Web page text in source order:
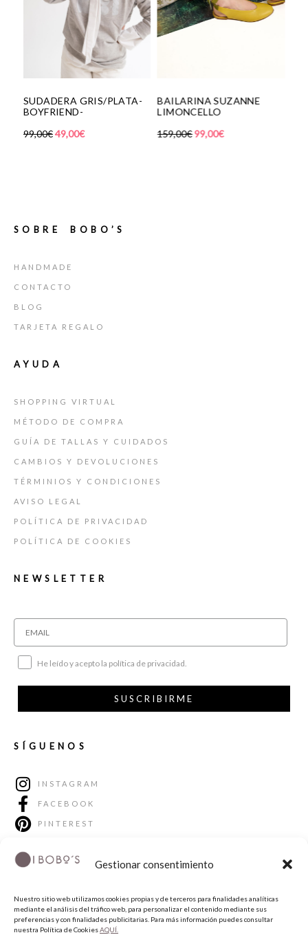
Gestionar consentimiento
Nuestro sitio web utilizamos cookies propias y de terceros para finalidades analíticas
mediante el análisis del tráfico web, para personalizar el contenido mediante sus
preferencias y con finalidades publicitarias. Para más información puedes consultar
nuestra Política de CookiesAQUÍ.
SUDADERA GRIS/PLATA-
BOYFRIEND-
99,00€ 49,00€
BAILARINA SUZANNE
LIMONCELLO
159,00€99,00€
SOBRE BOBO’S
HANDMADE
CONTACTO
BLOG
TARJETA REGALO
AYUDA
SHOPPING VIRTUAL
MÉTODO DE COMPRA
GUÍA DE TALLAS Y CUIDADOS
CAMBIOS Y DEVOLUCIONES
TÉRMINIOS Y CONDICIONES
AVISO LEGAL
POLÍTICA DE PRIVACIDAD
POLÍTICA DE COOKIES
NEWSLETTER
He leído y acepto la política de privacidad.
SUSCRIBIRME
SÍGUENOS
INSTAGRAM
FACEBOOK
PINTEREST